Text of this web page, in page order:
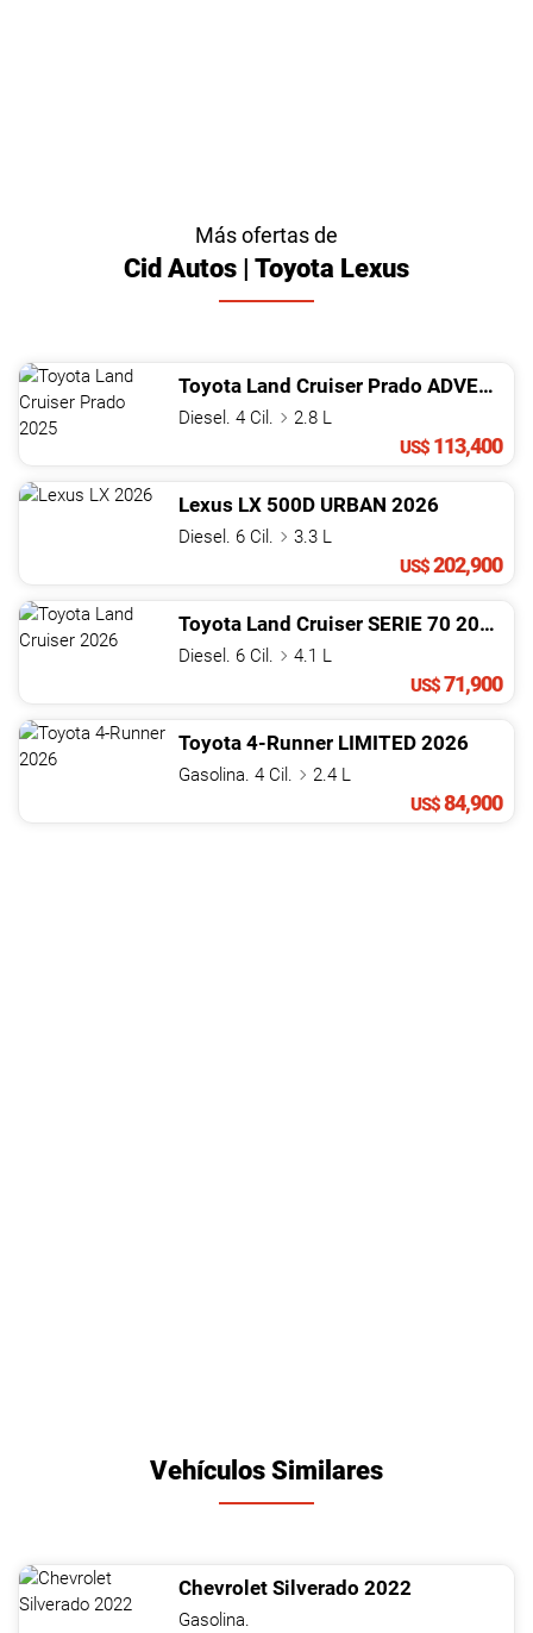
Más ofertas de
Cid Autos | Toyota Lexus
Toyota Land Cruiser Prado ADVENTURE 1A
Diesel. 4 Cil.
2.8 L
US$ 113,400
Lexus LX 500D URBAN 2026
Diesel. 6 Cil.
3.3 L
US$202,900
Toyota Land Cruiser SERIE 70 2026
Diesel. 6 Cil.
4.1 L
US$71,900
Toyota 4-Runner LIMITED 2026
Gasolina. 4 Cil.
2.4 L
US$84,900
Vehículos Similares
Chevrolet Silverado 2022
Gasolina.